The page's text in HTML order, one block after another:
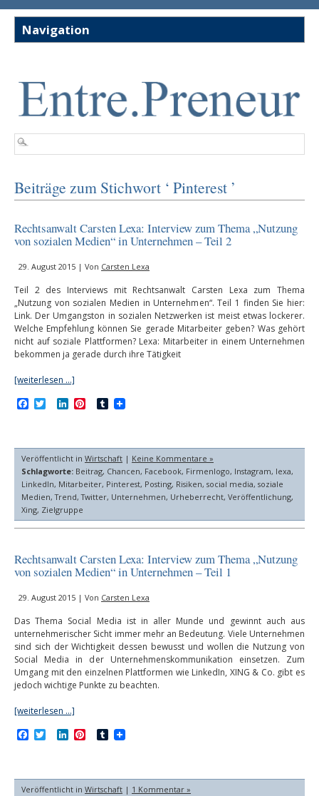
Beiträge zum Stichwort ‘ Pinterest ’
Rechtsanwalt Carsten Lexa: Interview zum Thema „Nutzung
von sozialen Medien“ in Unternehmen – Teil 2
29. August 2015 | Von Carsten Lexa
Teil 2 des Interviews mit Rechtsanwalt Carsten Lexa zum Thema
„Nutzung von sozialen Medien in Unternehmen“. Teil 1 finden Sie hier:
Link. Der Umgangston in sozialen Netzwerken ist meist etwas lockerer.
Welche Empfehlung können Sie gerade Mitarbeiter geben? Was gehört
nicht auf soziale Plattformen? Lexa: Mitarbeiter in einem Unternehmen
bekommen ja gerade durch ihre Tätigkeit
[weiterlesen …]
Facebook
TwitterLinkedIn
PinterestTumblr
Veröffentlicht in Wirtschaft | Keine Kommentare »
Schlagworte: Beitrag, Chancen, Facebook, Firmenlogo, Instagram, lexa,
LinkedIn, Mitarbeiter, Pinterest, Posting, Risiken, social media, soziale
Medien,Trend,Twitter, Unternehmen, Urheberrecht, Veröffentlichung,
Xing, Zielgruppe
Rechtsanwalt Carsten Lexa: Interview zum Thema „Nutzung
von sozialen Medien“ in Unternehmen – Teil 1
29. August 2015 | Von Carsten Lexa
Das Thema Social Media ist in aller Munde und gewinnt auch aus
unternehmerischer Sicht immer mehr an Bedeutung. Viele Unternehmen
sind sich der Wichtigkeit dessen bewusst und wollen die Nutzung von
Social Media in der Unternehmenskommunikation einsetzen. Zum
Umgang mit den einzelnen Plattformen wie LinkedIn, XING & Co. gibt es
jedoch wichtige Punkte zu beachten.
[weiterlesen …]
Facebook
TwitterLinkedIn
PinterestTumblr
Veröffentlicht in Wirtschaft | 1 Kommentar »